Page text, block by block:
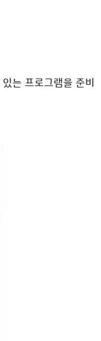
는 프로그램을 준비